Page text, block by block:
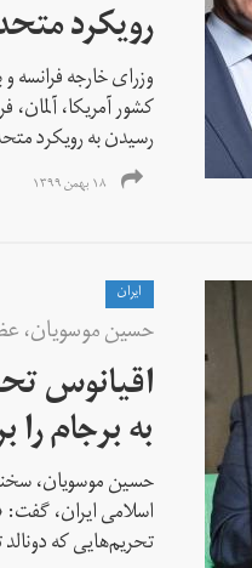
رویکرد
وزرای خارجه فرانسه
کشور آمریکا، آلمان،
رسیدن به رویکرد
۱۸ بهمن ۱۳۹۹
ايران
حسین موسویان،
اقیانوس
به برجام
حسین موسویان،
اسلامی ایران، گفت:
تحریم‌هایی که